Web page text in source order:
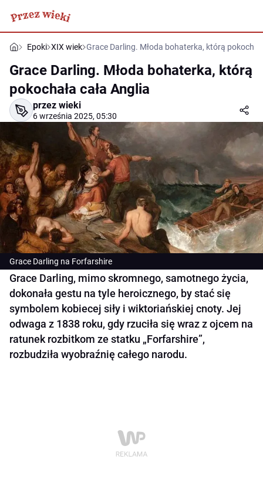
Epoki XIX wiek Grace Darling. Młoda bohaterka, którą
Grace Darling. Młoda bohaterka, którą
pokochała cała Anglia
przez wieki
6 września 2025, 05:30
Grace Darling na Forfarshire
Grace Darling, mimo skromnego, samotnego życia,
dokonała gestu na tyle heroicznego, by stać się
symbolem kobiecej siły i wiktoriańskiej cnoty. Jej
odwaga z 1838 roku, gdy rzuciła się wraz z ojcem na
ratunek rozbitkom ze statku „Forfarshire”,
rozbudziła wyobraźnię całego narodu.